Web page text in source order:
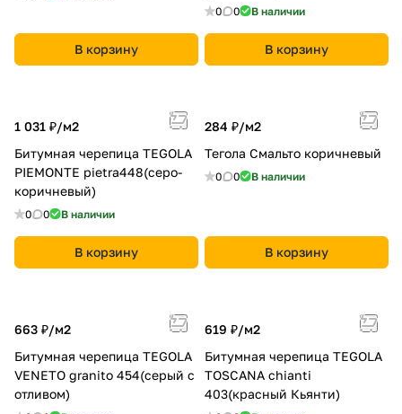
В корзину
0 0 В наличии
В корзину
1 031 ₽/м2
Битумная черепица TEGOLA
PIEMONTE pietra448(серо-
коричневый)
0 0 В наличии
В корзину
284 ₽/м2
Тегола Смальто коричневый
0 0 В наличии
В корзину
663 ₽/м2
Битумная черепица TEGOLA
VENETO granito 454(серый с
отливом)
619 ₽/м2
Битумная черепица TEGOLA
TOSCANA chianti
403(красный Кьянти)